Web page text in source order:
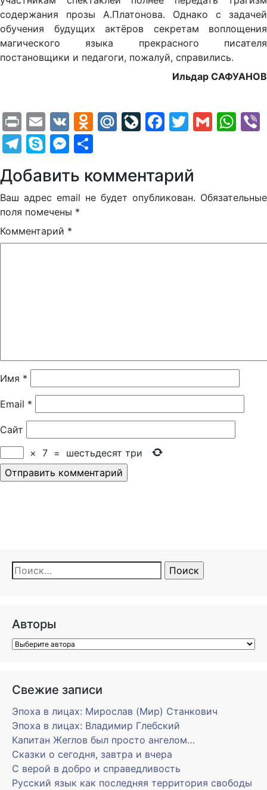
содержания прозы А.Платонова. Однако с задачей
обучения будущих актёров секретам воплощения
магического языка прекрасного писателя
постановщики и педагоги, пожалуй, справились.
Ильдар САФУАНОВ
PrintEmail
VK Odnoklassniki
Mail.Ru
LiveJournal
Facebook
Twitter
Gmail
Telegram
SkypeMessenger
Добавить комментарий
Ваш адрес email не будет опубликован. Обязательные
поля помечены *
Комментарий *
Имя *
Email *
Сайт
× 7 = шестьдесят три
Найти:
Авторы
Свежие записи
Эпоха в лицах: Мирослав (Мир) Станкович
Эпоха в лицах: Владимир Глебский
Капитан Жеглов был просто ангелом…
Сказки о сегодня, завтра и вчера
С верой в добро и справедливость
Русский язык как последняя территория свободы